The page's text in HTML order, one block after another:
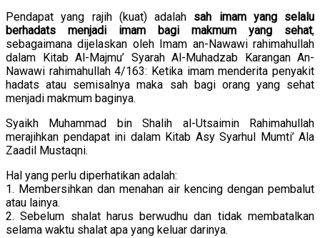
Pendapat yang rajih (kuat) adalah sah imam yang selalu
berhadats menjadi imam bagi makmum yang sehat,
sebagaimana dijelaskan oleh Imam an-Nawawi rahimahullah
dalam Kitab Al-Majmu’ Syarah Al-Muhadzab Karangan An-
Nawawi rahimahullah 4/163: Ketika imam menderita penyakit
hadats atau semisalnya maka sah bagi orang yang sehat
menjadi makmum baginya.
Syaikh Muhammad bin Shalih al-Utsaimin Rahimahullah
merajihkan pendapat ini dalam Kitab Asy Syarhul Mumti’ Ala
Zaadil Mustaqni.
Hal yang perlu diperhatikan adalah:
1. Membersihkan dan menahan air kencing dengan pembalut
atau lainya.
2. Sebelum shalat harus berwudhu dan tidak membatalkan
selama waktu shalat apa yang keluar darinya.